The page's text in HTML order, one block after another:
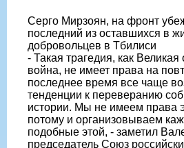
Серго Мирзоян, на фронт
последний из оставшихся в
добровольцев в Тбилиси
- Такая трагедия, как Великая
война, не имеет права на
последнее время все чаще
тенденции к переверанию
истории. Мы не имеем права
потому и организовываем
подобные этой, - заметил
председатель Союз